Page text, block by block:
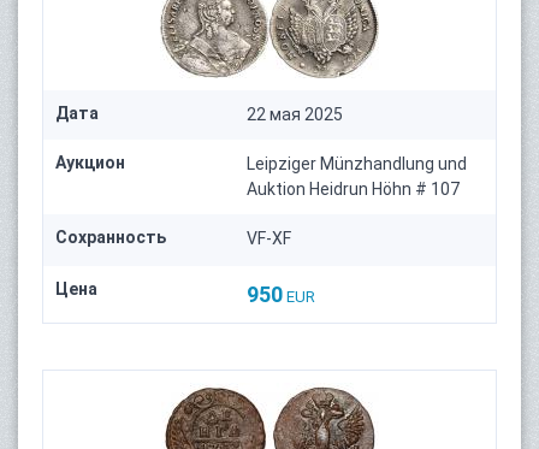
Дата 22 мая 2025
Аукцион
Leipziger Münzhandlung und
Auktion Heidrun Höhn # 107
Сохранность VF-XF
Цена 950 EUR